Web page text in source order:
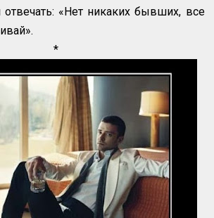
«Нет никаких бывших, все
*